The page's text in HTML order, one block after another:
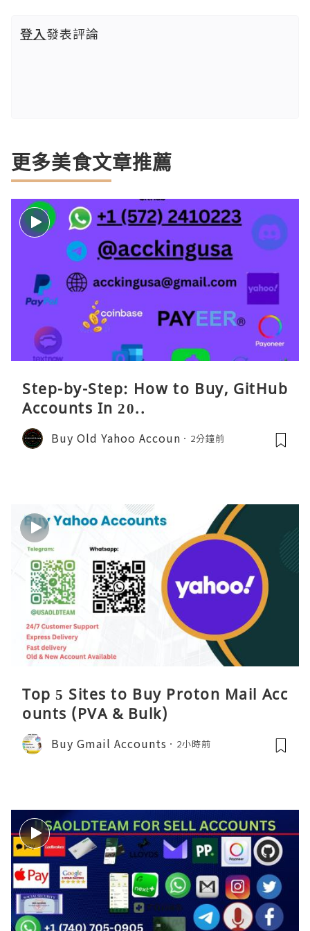
登入發表評論
更多美食文章推薦
Step-by-Step: How to Buy, GitHub
Accounts In 20..
Buy Old Yahoo Accoun 2分鐘前
Top 5 Sites to Buy Proton Mail Acc
ounts (PVA & Bulk)
Buy Gmail Accounts 2小時前